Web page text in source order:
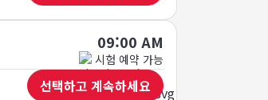
09:00 AM
시험 예약 가능
선택하고 계속하세요